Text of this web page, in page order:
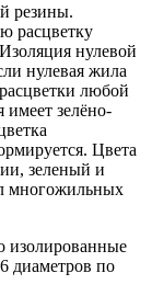
резины.
расцветку
нулевой
нулевая жила
любой
зелёно-
Цвета
зеленый и
многожильных
изолированные
диаметров по